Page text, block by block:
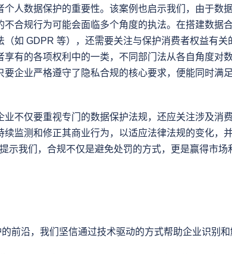
个人数据保护的重要性。该案例也启示我们，由于数
不合规行为可能会面临多个角度的执法。在搭建数据
如 GDPR 等），还需要关注与保护消费者权益有关
享有的各项权利中的一类，不同部门法从各自角度对
要企业严格遵守了隐私合规的核心要求，便能同时满
业不仅要重视专门的数据保护法规，还应关注涉及消
续监测和修正其商业行为，以适应法律法规的变化，
示我们，合规不仅是避免处罚的方式，更是赢得市场
前沿，我们坚信通过技术驱动的方式帮助企业识别和